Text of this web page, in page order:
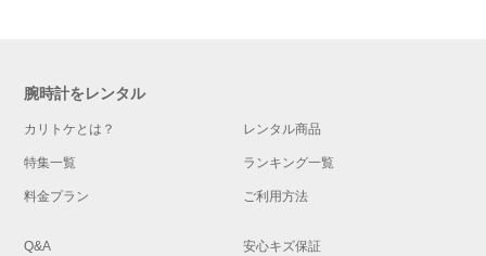
腕時計をレンタル
カリトケとは？ レンタル商品
特集一覧 ランキング一覧
料金プラン ご利用方法
Q&A 安心キズ保証